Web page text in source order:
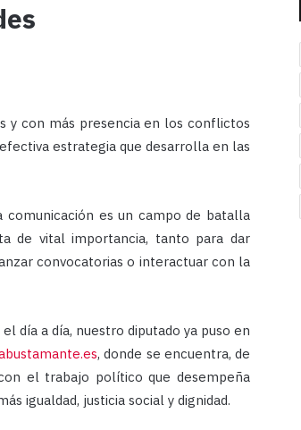
y con más presencia en los conflictos
estrategia que desarrolla en las
es un campo de batalla
de vital importancia, tanto para dar
convocatorias o interactuar con la
día a día, nuestro diputado ya puso en
, donde se encuentra, de
el trabajo político que desempeña
igualdad, justicia social y dignidad.